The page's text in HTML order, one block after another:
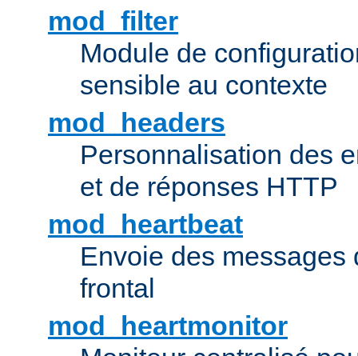
mod_filter
Module de
sensible au contexte
mod_headers
Personnalisation des
et de réponses HTTP
mod_heartbeat
Envoie des messages
frontal
mod_heartmonitor